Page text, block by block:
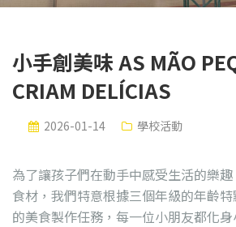
小手創美味 AS MÃO
CRIAM DELÍCIAS
2026-01-14 學校活動
為了讓孩子們在動手中感受生活的樂
食材，我們特意根據三個年級的年齡
的美食製作任務，每一位小朋友都化